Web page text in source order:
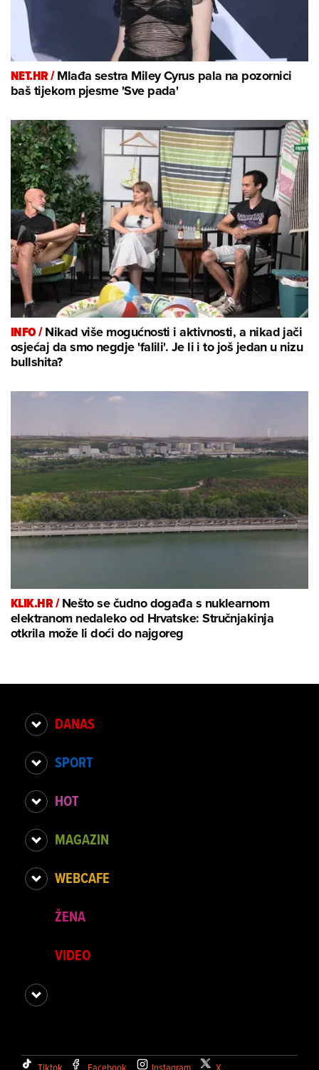
NET.HR /Mlađa sestra Miley Cyrus pala na pozornici
baš tijekom pjesme 'Sve pada'
INFO /Nikad više mogućnosti i aktivnosti, a nikad jači
osjećaj da smo negdje 'falili'. Je li i to još jedan u nizu
bullshita?
KLIK.HR /Nešto se čudno događa s nuklearnom
elektranom nedaleko od Hrvatske: Stručnjakinja
otkrila može li doći do najgoreg
DANAS
SPORT
HOT
MAGAZIN
WEBCAFE
ŽENA
VIDEO